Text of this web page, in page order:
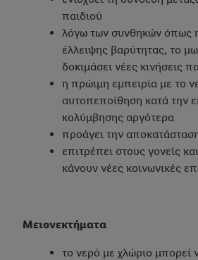
παιδιού
λόγω των συνθηκών όπως
έλλειψης βαρύτητας, το
δοκιμάσει νέες κινήσεις
η πρώιμη εμπειρία με το
αυτοπεποίθηση κατά την
κολύμβησης αργότερα
προάγει την
επιτρέπει στους γονείς
κάνουν νέες κοινωνικές
Μειονεκτήματα
το νερό με χλώριο μπορεί